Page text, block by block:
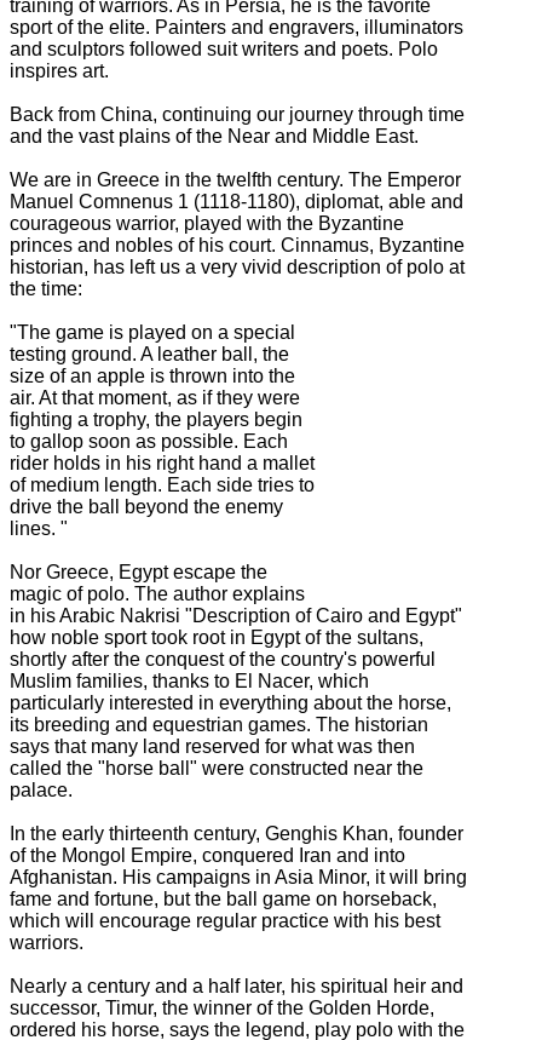
training of warriors. As in Persia, he is the favorite
sport of the elite. Painters and engravers, illuminators
and sculptors followed suit writers and poets. Polo
inspires art.
Back from China, continuing our journey through time
and the vast plains of the Near and Middle East.
We are in Greece in the twelfth century. The Emperor
Manuel Comnenus 1 (1118-1180), diplomat, able and
courageous warrior, played with the Byzantine
princes and nobles of his court. Cinnamus, Byzantine
historian, has left us a very vivid description of polo at
the time:
"The game is played on a special
testing ground. A leather ball, the
size of an apple is thrown into the
air. At that moment, as ifthey were
fighting a trophy, the players begin
to gallop soon as possible. Each
rider holds in his right hand a mallet
of medium length. Each side tries to
drive the ball beyond the enemy
lines. "
Nor Greece, Egypt escape the
magic of polo. The author explains
in his Arabic Nakrisi "Description of Cairo and Egypt"
how noble sport took root in Egypt of the sultans,
shortly after the conquest of the country's powerful
Muslim families, thanks to El Nacer, which
particularly interested in everything about the horse,
its breeding and equestrian games. The historian
says that many land reserved for what was then
called the "horse ball" were constructed near the
palace.
In the early thirteenth century, Genghis Khan, founder
of the Mongol Empire, conquered Iran and into
Afghanistan. His campaigns in Asia Minor, it will bring
fame and fortune, but the ball game on horseback,
which will encourage regular practice with his best
warriors.
Nearly a century and a half later, his spiritual heir and
successor, Timur, the winner of the Golden Horde,
ordered his horse, says the legend, play polo with the